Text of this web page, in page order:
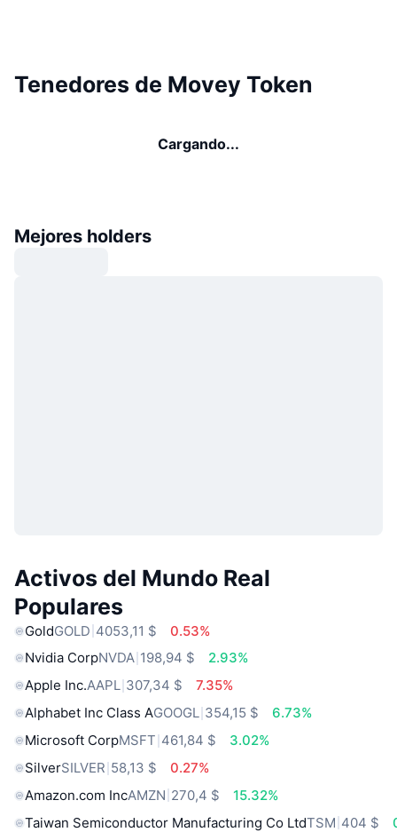
Tenedores de Movey Token
Cargando...
Mejores holders
Activos del Mundo Real
Populares
GoldGOLD 4053,11 $
0.53%
Nvidia CorpNVDA 198,94 $
2.93%
Apple Inc.AAPL 307,34 $
7.35%
Alphabet Inc Class AGOOGL 354,15 $
6.73%
Microsoft CorpMSFT 461,84 $
3.02%
SilverSILVER 58,13 $
0.27%
Amazon.com IncAMZN 270,4 $
15.32%
Taiwan Semiconductor Manufacturing Co LtdTSM 404 $